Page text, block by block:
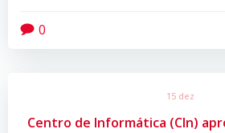
0
15 dez
Centro de Informática (CIn)